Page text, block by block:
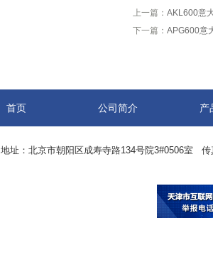
上一篇： AKL600意
下一篇： APG600意
首页 公司简介 产
地址：北京市朝阳区成寿寺路134号院3#0506室